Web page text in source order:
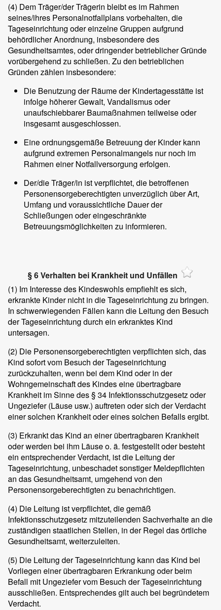
(4) Dem Träger/der Trägerin bleibt es im Rahmen
seines/ihres Personalnotfallplans vorbehalten, die
Tageseinrichtung oder einzelne Gruppen aufgrund
behördlicher Anordnung, insbesondere des
Gesundheitsamtes, oder dringender betrieblicher Gründe
vorübergehend zu schließen. Zu den betrieblichen
Gründen zählen insbesondere:
Die Benutzung der Räume der Kindertagesstätte ist
infolge höherer Gewalt, Vandalismus oder
unaufschiebbarer Baumaßnahmen teilweise oder
insgesamt ausgeschlossen.
Eine ordnungsgemäße Betreuung der Kinder kann
aufgrund extremen Personalmangels nur noch im
Rahmen einer Notfallversorgung erfolgen.
Der/die Träger/in ist verpflichtet, die betroffenen
Personensorgeberechtigten unverzüglich über Art,
Umfang und voraussichtliche Dauer der
Schließungen oder eingeschränkte
Betreuungsmöglichkeiten zu informieren.
§ 6 Verhalten bei Krankheit und Unfällen
(1) Im Interesse des Kindeswohls empfiehlt es sich,
erkrankte Kinder nicht in die Tageseinrichtung zu bringen.
In schwerwiegenden Fällen kann die Leitung den Besuch
der Tageseinrichtung durch ein erkranktes Kind
untersagen.
(2) Die Personensorgeberechtigten verpflichten sich, das
Kind sofort vom Besuch der Tageseinrichtung
zurückzuhalten, wenn bei dem Kind oder in der
Wohngemeinschaft des Kindes eine übertragbare
Krankheit im Sinne des § 34 Infektionsschutzgesetz oder
Ungeziefer (Läuse usw.) auftreten oder sich der Verdacht
einer solchen Krankheit oder eines solchen Befalls ergibt.
(3) Erkrankt das Kind an einer übertragbaren Krankheit
oder werden bei ihm Läuse o. ä. festgestellt oder besteht
ein entsprechender Verdacht, ist die Leitung der
Tageseinrichtung, unbeschadet sonstiger Meldepflichten
an das Gesundheitsamt, umgehend von den
Personensorgeberechtigten zu benachrichtigen.
(4) Die Leitung ist verpflichtet, die gemäß
Infektionsschutzgesetz mitzuteilenden Sachverhalte an die
zuständigen staatlichen Stellen, in der Regel das örtliche
Gesundheitsamt, weiterzuleiten.
(5) Die Leitung der Tageseinrichtung kann das Kind bei
Vorliegen einer übertragbaren Erkrankung oder beim
Befall mit Ungeziefer vom Besuch der Tageseinrichtung
ausschließen. Entsprechendes gilt auch bei begründetem
Verdacht.